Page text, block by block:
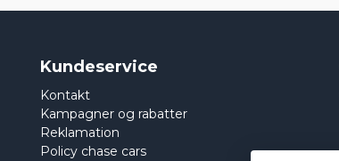
Kundeservice
Kontakt
Kampagner og rabatter
Reklamation
Policy chase cars